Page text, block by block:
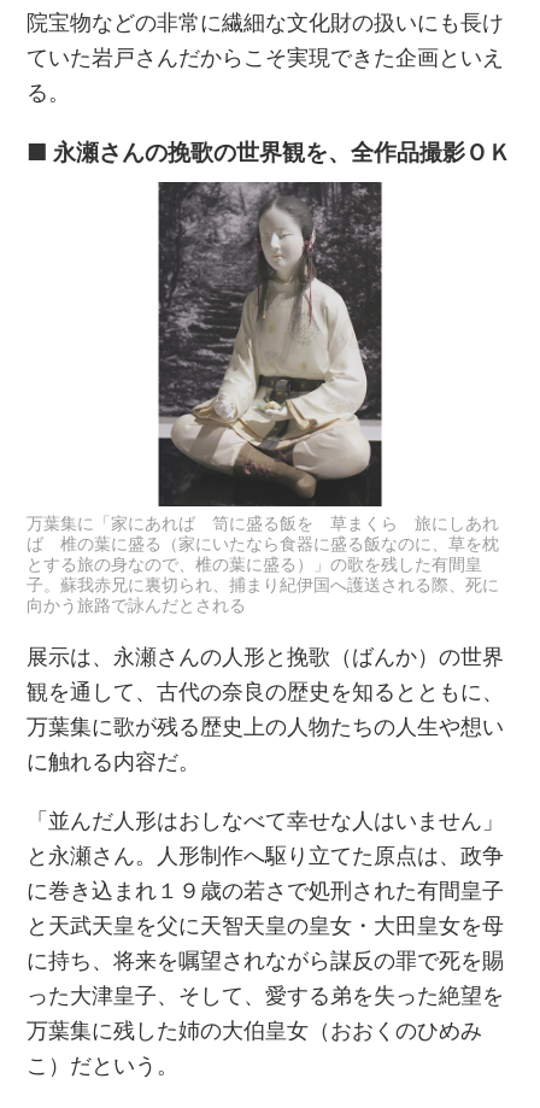
院宝物などの非常に繊細な文化財の扱いにも長け
ていた岩戸さんだからこそ実現できた企画といえ
る。
■ 永瀬さんの挽歌の世界観を、全作品撮影ＯＫ
万葉集に「家にあれば 笥に盛る飯を 草まくら 旅にしあれ
ば 椎の葉に盛る（家にいたなら食器に盛る飯なのに、草を枕
とする旅の身なので、椎の葉に盛る）」の歌を残した有間皇
子。蘇我赤兄に裏切られ、捕まり紀伊国へ護送される際、死に
向かう旅路で詠んだとされる
展示は、永瀬さんの人形と挽歌（ばんか）の世界
観を通して、古代の奈良の歴史を知るとともに、
万葉集に歌が残る歴史上の人物たちの人生や想い
に触れる内容だ。
「並んだ人形はおしなべて幸せな人はいません」
と永瀬さん。人形制作へ駆り立てた原点は、政争
に巻き込まれ１９歳の若さで処刑された有間皇子
と天武天皇を父に天智天皇の皇女・大田皇女を母
に持ち、将来を嘱望されながら謀反の罪で死を賜
った大津皇子、そして、愛する弟を失った絶望を
万葉集に残した姉の大伯皇女（おおくのひめみ
こ）だという。